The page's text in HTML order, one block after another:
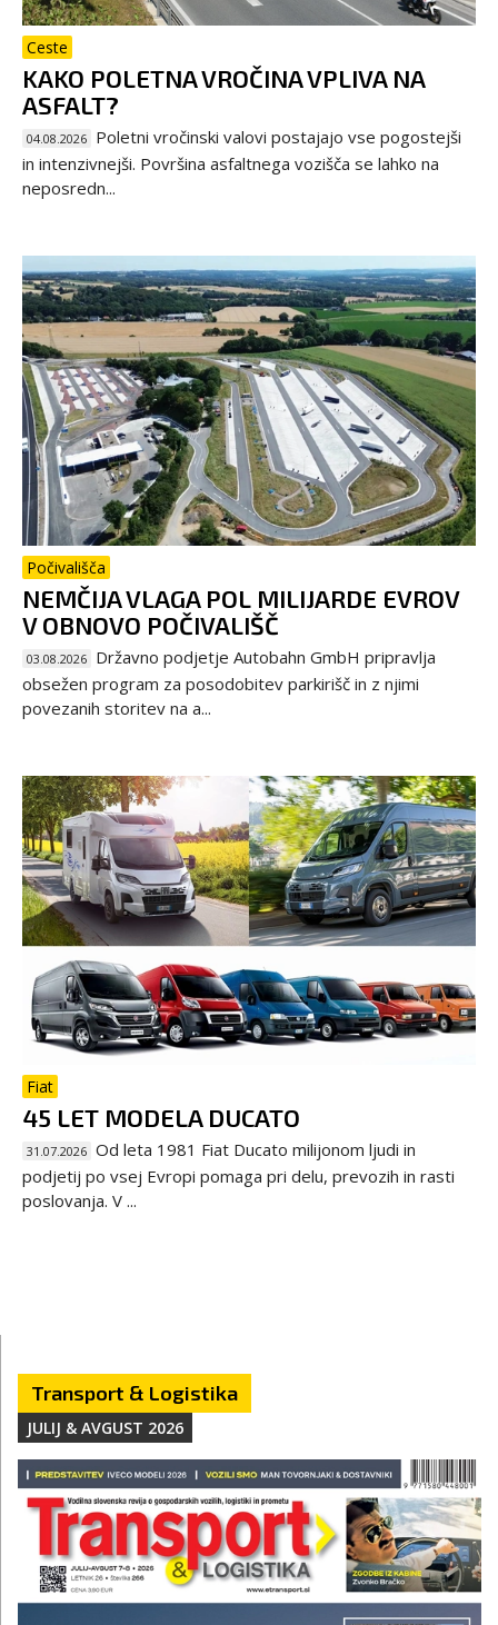
Ceste
KAKO POLETNA VROČINA VPLIVA NA
ASFALT?
04.08.2026 Poletni vročinski valovi postajajo vse pogostejši
in intenzivnejši. Površina asfaltnega vozišča se lahko na
neposredn...
Počivališča
NEMČIJA VLAGA POL MILIJARDE EVROV
V OBNOVO POČIVALIŠČ
03.08.2026 Državno podjetje Autobahn GmbH pripravlja
obsežen program za posodobitev parkirišč in z njimi
povezanih storitev na a...
Fiat
45 LET MODELA DUCATO
31.07.2026 Od leta 1981 Fiat Ducato milijonom ljudi in
podjetij po vsej Evropi pomaga pri delu, prevozih in rasti
poslovanja. V ...
Transport & Logistika
JULIJ & AVGUST 2026